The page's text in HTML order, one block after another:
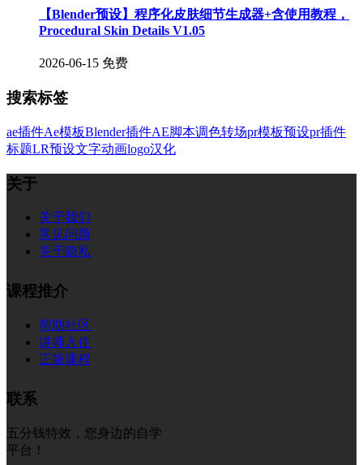
【Blender预设】程序化皮肤细节生成器+含使用教程，
Procedural Skin Details V1.05
2026-06-15 免费
搜索标签
ae插件Ae模板Blender插件AE脚本调色转场pr模板预设pr插件
标题LR预设文字动画logo汉化
关于
关于我们
常见问题
关于隐私
课程推介
帮助社区
讲师入住
正版课程
联系
五分钱特效，您身边的自学
平台！